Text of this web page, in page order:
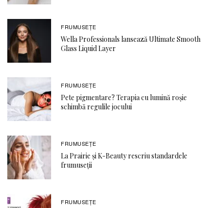
FRUMUSEȚE
Wella Professionals lansează Ultimate Smooth
Glass Liquid Layer
FRUMUSEȚE
Pete pigmentare? Terapia cu lumină roșie
schimbă regulile jocului
FRUMUSEȚE
La Prairie și K-Beauty rescriu standardele
frumuseții
FRUMUSEȚE